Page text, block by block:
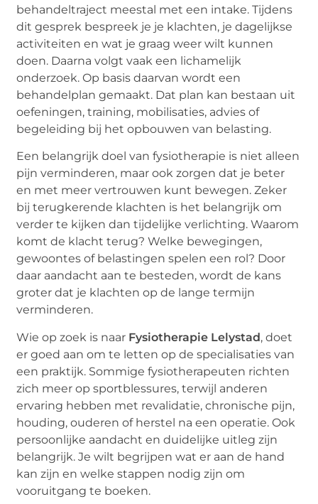
behandeltraject meestal met een intake. Tijdens
dit gesprek bespreek je je klachten, je dagelijkse
activiteiten en wat je graag weer wilt kunnen
doen. Daarna volgt vaak een lichamelijk
onderzoek. Op basis daarvan wordt een
behandelplan gemaakt. Dat plan kan bestaan uit
oefeningen, training, mobilisaties, advies of
begeleiding bij het opbouwen van belasting.
Een belangrijk doel van fysiotherapie is niet alleen
pijn verminderen, maar ook zorgen dat je beter
en met meer vertrouwen kunt bewegen. Zeker
bij terugkerende klachten is het belangrijk om
verder te kijken dan tijdelijke verlichting. Waarom
komt de klacht terug? Welke bewegingen,
gewoontes of belastingen spelen een rol? Door
daar aandacht aan te besteden, wordt de kans
groter dat je klachten op de lange termijn
verminderen.
Wie op zoek is naar Fysiotherapie Lelystad, doet
er goed aan om te letten op de specialisaties van
een praktijk. Sommige fysiotherapeuten richten
zich meer op sportblessures, terwijl anderen
ervaring hebben met revalidatie, chronische pijn,
houding, ouderen of herstel na een operatie. Ook
persoonlijke aandacht en duidelijke uitleg zijn
belangrijk. Je wilt begrijpen wat er aan de hand
kan zijn en welke stappen nodig zijn om
vooruitgang te boeken.